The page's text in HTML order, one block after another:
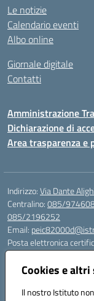
Cookies e
Il nostro Istituto
Le notizie
Calendario eventi
Albo online
Giornale digitale
Contatti
Amministrazione
Dichiarazione di
Area trasparenza e
Indirizzo:Via Dante
Centralino:085/
085/2196252
Email:
Posta elettronica
Codice fiscale:
Codice meccanografico:
Codice Indice delle